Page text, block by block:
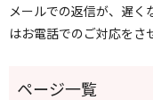
メールでの返信が、遅
はお電話でのご対応をさ